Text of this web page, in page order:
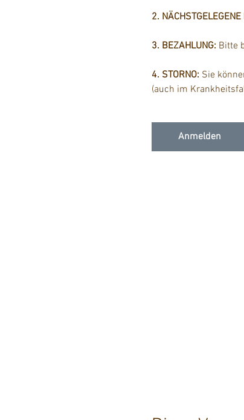
2.
3. BEZAHLUNG: Bitte
4. STORNO: Sie
(auch im
Anmelden